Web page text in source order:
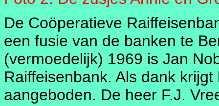
De Coöperatieve
een fusie van de banken te
(vermoedelijk) 1969 is Jan
Raiffeisenbank. Als dank
aangeboden. De heer F.J.